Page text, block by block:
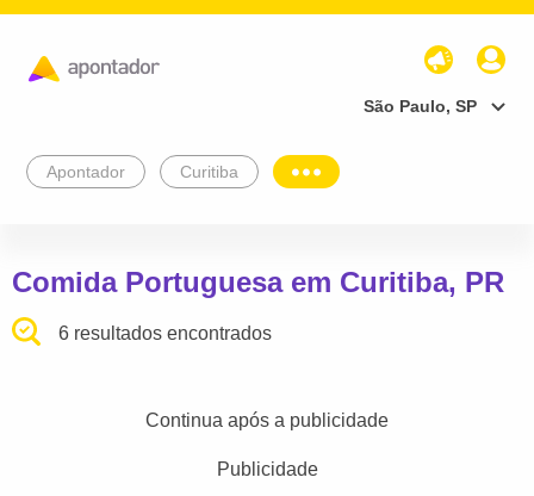
São Paulo, SP
Apontador Curitiba
Comida Portuguesa em Curitiba, PR
6 resultados encontrados
Continua após a publicidade
Publicidade